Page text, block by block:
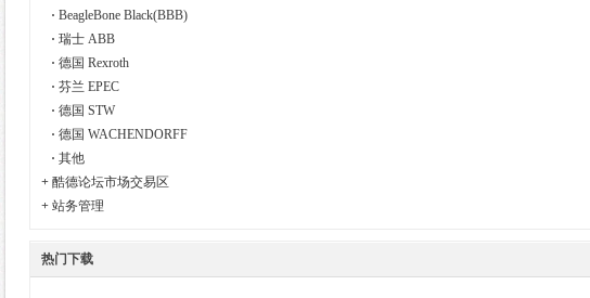
· BeagleBone Black(BBB)
· 瑞士 ABB
· 德国 Rexroth
· 芬兰 EPEC
· 德国 STW
· 德国 WACHENDORFF
· 其他
+ 酷德论坛市场交易区
+ 站务管理
热门下载